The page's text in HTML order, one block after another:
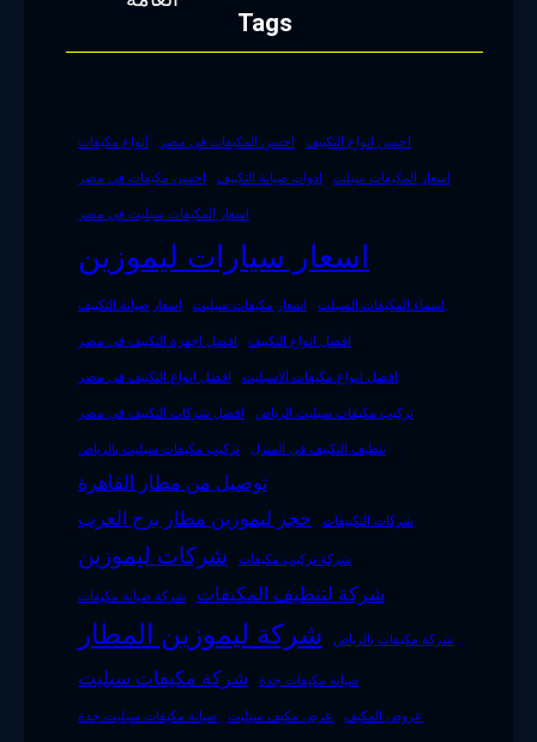
Tags
أنواع مكيفات احسن المكيفات في مصر احسن انواع التكييف
احسن مكيفات في مصر ادوات صيانة التكييف اسعار المكيفات سبلت
اسعار المكيفات سبليت في مصر
اسعار سيارات ليموزين
اسعار صيانة التكييف اسعار مكيفات سبليت اسماء المكيفات السبلت
افضل اجهزة التكييف فى مصر افضل انواع التكييف
افضل انواع التكييف فى مصر افضل انواع مكيفات الاسبليت
افضل شركات التكييف في مصر تركيب مكيفات سبليت الرياض
تركيب مكيفات سبليت بالرياض تنظيف التكييف في المنزل
توصيل من مطار القاهرة
حجز ليموزين مطار برج العرب
شركات التكييفات
شركات ليموزين شركة تركيب مكيفات
شركة صيانة مكيفات شركة لتنظيف المكيفات
شركة ليموزين المطار شركة مكيفات بالرياض
شركة مكيفات سبليت صيانة مكيفات جدة
صيانة مكيفات سبليت جدة عرض مكيف سبليت عروض المكيف